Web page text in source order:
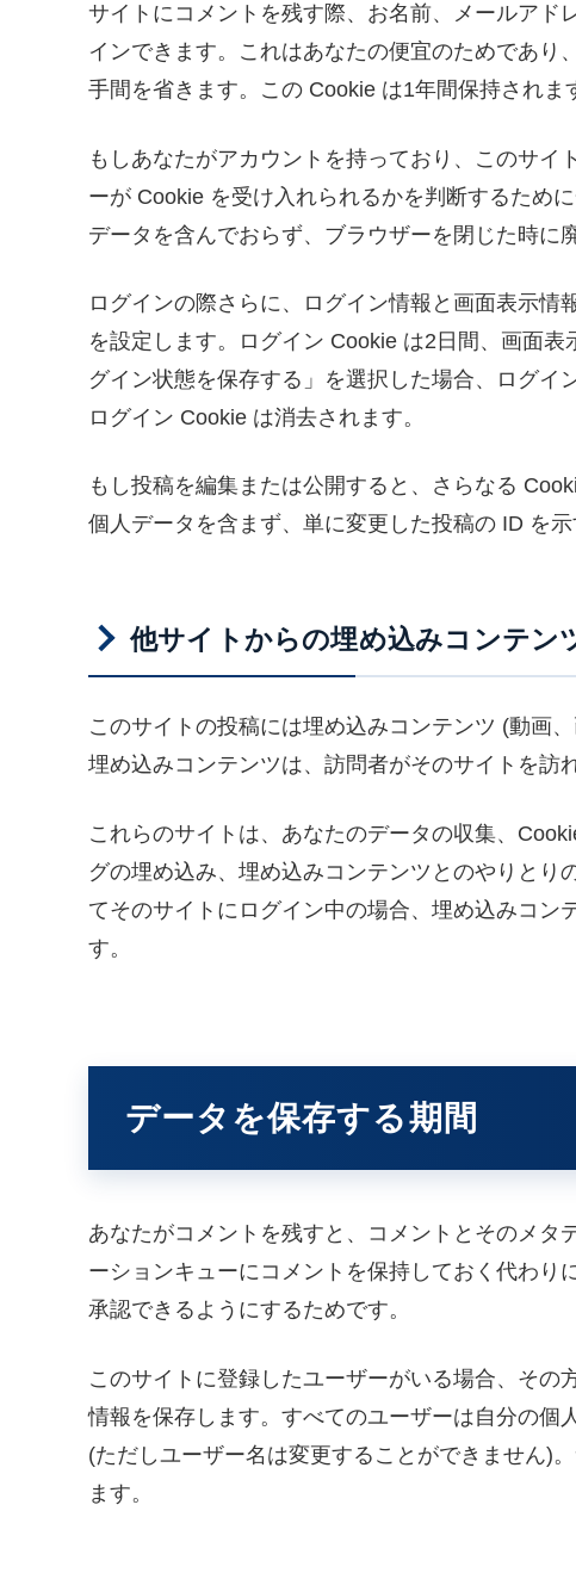
サイトにコメントを残す際、お名前、メールアド
インできます。これはあなたの便宜のためであり
手間を省きます。この Cookie は1年間保持されま
もしあなたがアカウントを持っており、このサ
ーが Cookie を受け入れられるかを判断するため
データを含んでおらず、ブラウザーを閉じた時に
ログインの際さらに、ログイン情報と画面表示
を設定します。ログイン Cookie は2日間、画面
グイン状態を保存する」を選択した場合、ログイ
ログイン Cookie は消去されます。
もし投稿を編集または公開すると、さらなる
個人データを含まず、単に変更した投稿の ID を
他サイトからの埋め込みコンテン
このサイトの投稿には埋め込みコンテンツ (動画
埋め込みコンテンツは、訪問者がそのサイトを訪
これらのサイトは、あなたのデータの収集、
グの埋め込み、埋め込みコンテンツとのやりとり
てそのサイトにログイン中の場合、埋め込みコン
す。
データを保存する期間
あなたがコメントを残すと、コメントとそのメタ
ーションキューにコメントを保持しておく代わり
承認できるようにするためです。
このサイトに登録したユーザーがいる場合、その
情報を保存します。すべてのユーザーは自分の個
(ただしユーザー名は変更することができません)
ます。